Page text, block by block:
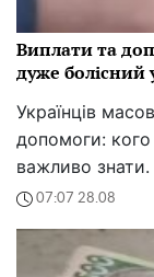
Виплати та
дуже болісний
Українців
допомоги:
важливо знати.
07:07 28.08